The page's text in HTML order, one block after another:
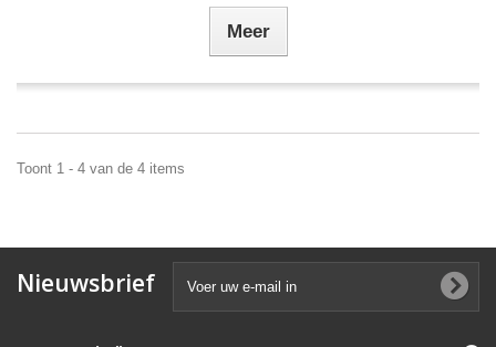
Meer
Toont 1 - 4 van de 4 items
Nieuwsbrief